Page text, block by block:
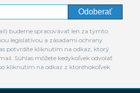
Odoberať
budeme spracovávať len za týmto
legislatívou a zásadami ochrany
potvrdíte kliknutím na odkaz, ktorý
Súhlas môžete kedykoľvek odvolať
kliknutím na odkaz z ktoréhokoľvek